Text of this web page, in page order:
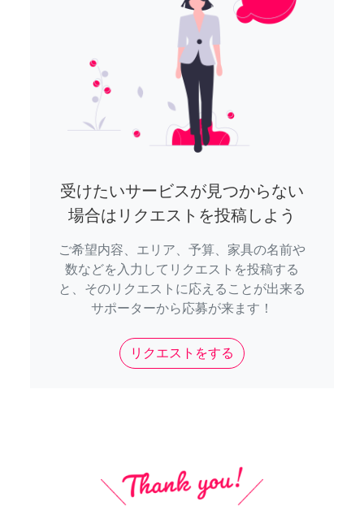
受けたいサービスが見つからない
場合はリクエストを投稿しよう
ご希望内容、エリア、予算、家具の名前や
数などを入力してリクエストを投稿する
と、そのリクエストに応えることが出来る
サポーターから応募が来ます！
リクエストをする